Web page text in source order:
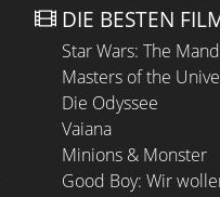
DIE BESTEN
Star Wars: The
Masters of the
Die Odyssee
Vaiana
Minions & Monster
Good Boy: Wir